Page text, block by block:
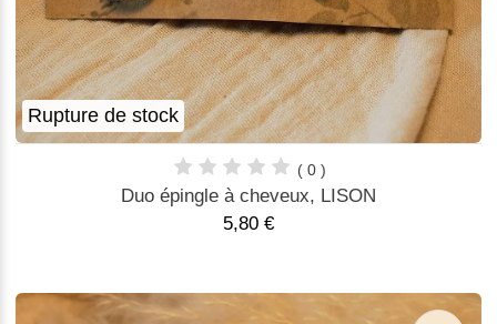
Rupture de stock
( 0 )
Duo épingle à cheveux, LISON
5,80 €